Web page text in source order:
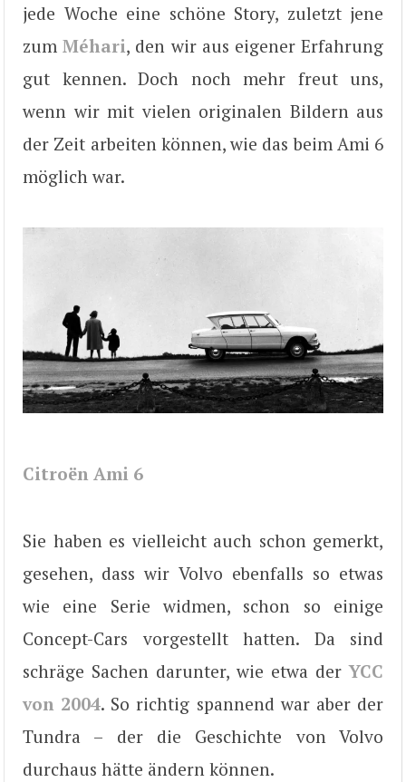
jede Woche eine schöne Story, zuletzt jene
zumMéhari, den wir aus eigener Erfahrung
gut kennen. Doch noch mehr freut uns,
wenn wir mit vielen originalen Bildern aus
der Zeit arbeiten können, wie das beim Ami 6
möglich war.
Citroën Ami 6
Sie haben es vielleicht auch schon gemerkt,
gesehen, dass wir Volvo ebenfalls so etwas
wie eine Serie widmen, schon so einige
Concept-Cars vorgestellt hatten. Da sind
schräge Sachen darunter, wie etwa derYCC
von 2004. So richtig spannend war aber der
Tundra – der die Geschichte von Volvo
durchaus hätte ändern können.